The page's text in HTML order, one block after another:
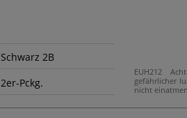
Schwarz 2B
2er-Pckg.
EUH212
gefährlicher
nicht